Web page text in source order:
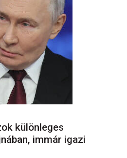
különleges
immár igazi